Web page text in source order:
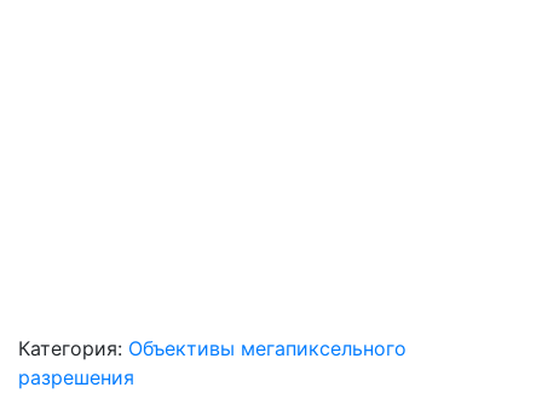
Категория: Объективы мегапиксельного
разрешения